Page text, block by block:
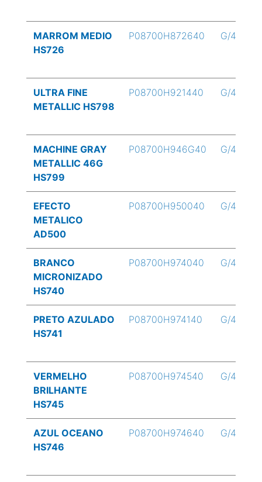
MARROM MEDIO
HS726
P08700H872640 G/4
ULTRA FINE
METALLIC HS798
P08700H921440 G/4
MACHINE GRAY
METALLIC 46G
HS799
P08700H946G40 G/4
EFECTO
METALICO
AD500
P08700H950040 G/4
BRANCO
MICRONIZADO
HS740
P08700H974040 G/4
PRETO AZULADO
HS741
P08700H974140 G/4
VERMELHO
BRILHANTE
HS745
P08700H974540 G/4
AZUL OCEANO
HS746
P08700H974640 G/4